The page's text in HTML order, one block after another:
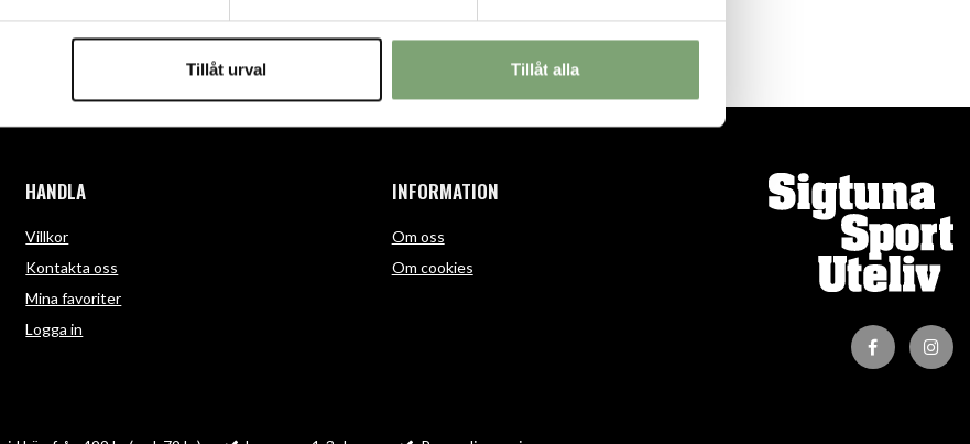
Tillåt urval Tillåt alla
HANDLA
Villkor
Kontakta oss
Mina favoriter
Logga in
INFORMATION
Om oss
Om cookies